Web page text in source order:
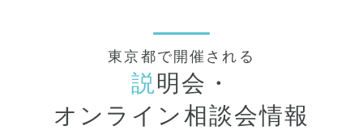
東京都で開催される
説明会・
オンライン相談会情報